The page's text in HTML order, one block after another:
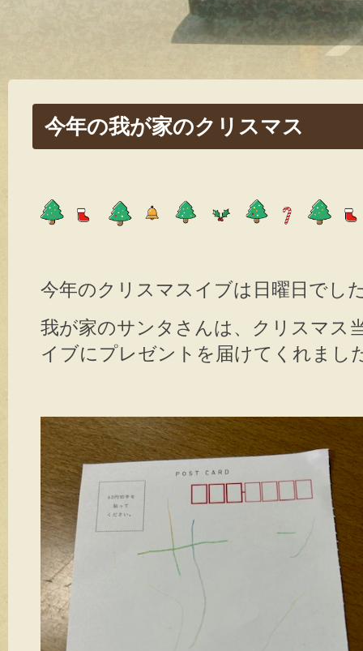
今年の我が家のクリスマス
今年のクリスマスイブは日曜日でし
我が家のサンタさんは、クリスマス
イブにプレゼントを届けてくれまし